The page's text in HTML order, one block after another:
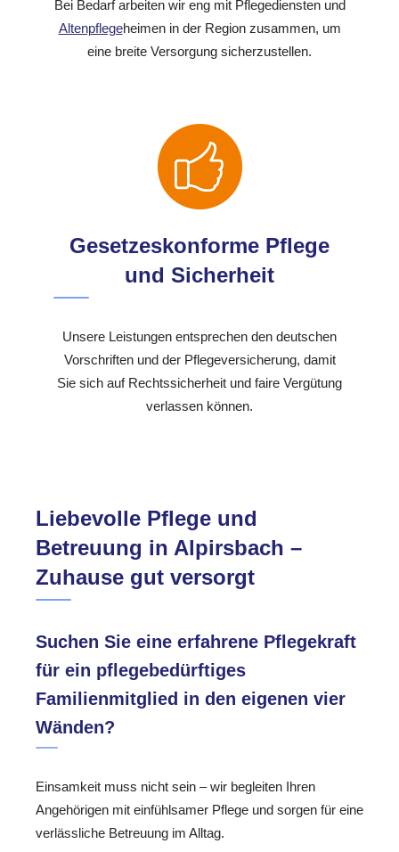
Bei Bedarf arbeiten wir eng mit Pflegediensten und
Altenpflegeheimen in der Region zusammen, um
eine breite Versorgung sicherzustellen.
Gesetzeskonforme Pflege
und Sicherheit
Unsere Leistungen entsprechen den deutschen
Vorschriften und der Pflegeversicherung, damit
Sie sich auf Rechtssicherheit und faire Vergütung
verlassen können.
Liebevolle Pflege und
Betreuung in Alpirsbach –
Zuhause gut versorgt
Suchen Sie eine erfahrene Pflegekraft
für ein pflegebedürftiges
Familienmitglied in den eigenen vier
Wänden?
Einsamkeit muss nicht sein – wir begleiten Ihren
Angehörigen mit einfühlsamer Pflege und sorgen für eine
verlässliche Betreuung im Alltag.